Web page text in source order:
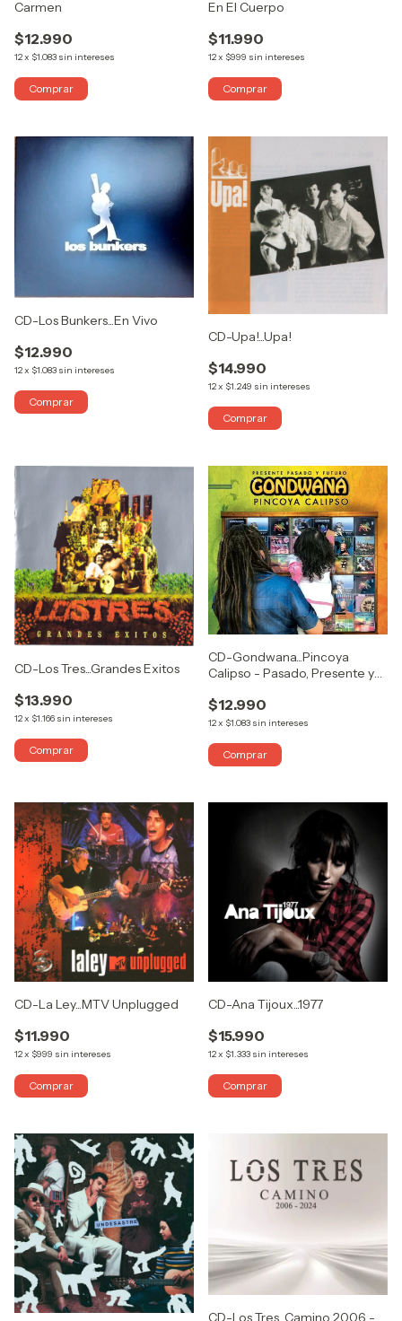
Carmen
$12.990
12x $1.083 sin intereses
En El Cuerpo
$11.990
12x $999 sin intereses
CD-Los Bunkers...En Vivo
$12.990
12x $1.083 sin intereses
CD-Upa!...Upa!
$14.990
12x $1.249 sin intereses
CD-Los Tres...Grandes Exitos
$13.990
12x $1.166 sin intereses
CD-Gondwana...Pincoya
Calipso - Pasado, Presente y
$12.990
12x $1.083 sin intereses
CD-La Ley...MTV Unplugged
$11.990
12x $999 sin intereses
CD-Ana Tijoux...1977
$15.990
12x $1.333 sin intereses
CD-Los Tres...Camino 2006 -